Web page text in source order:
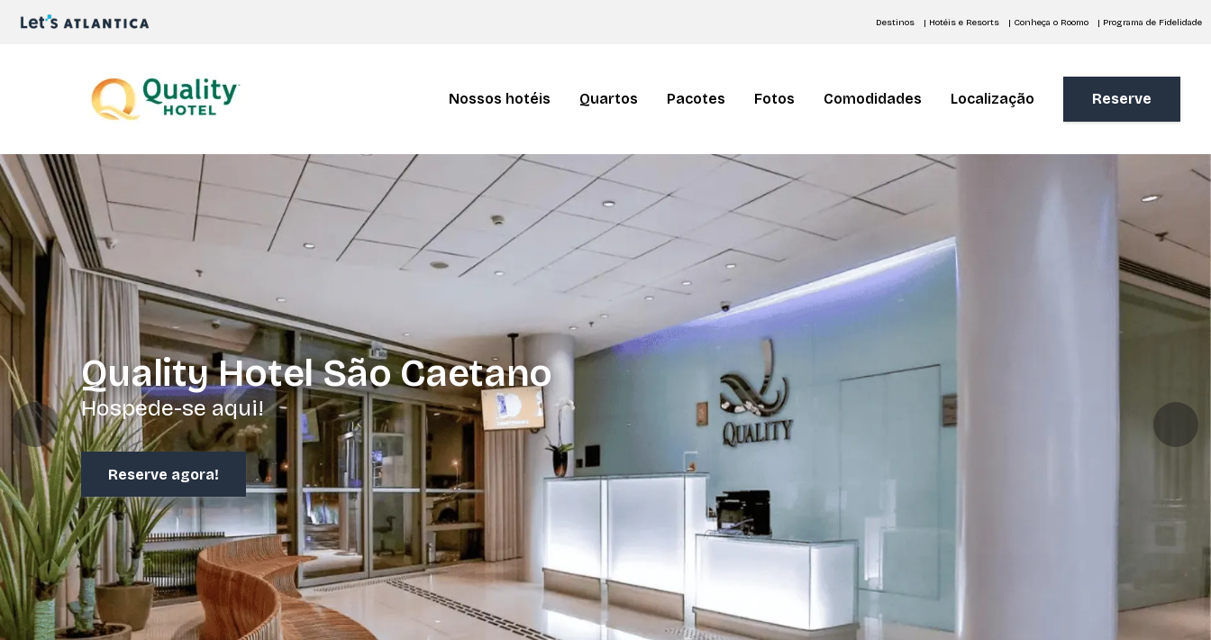
Destinos | Hotéis e Resorts | Conheça o Roomo | Programa de Fidelidade
Nossos hotéis Quartos Pacotes Fotos Comodidades Localização Reserve
Quality Hotel São Caetano
Hospede-se aqui!
Reserve agora!